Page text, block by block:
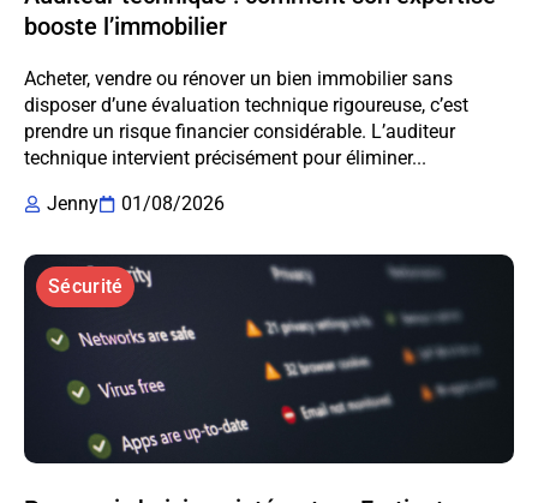
booste l’immobilier
Acheter, vendre ou rénover un bien immobilier sans
disposer d’une évaluation technique rigoureuse, c’est
prendre un risque financier considérable. L’auditeur
technique intervient précisément pour éliminer...
Jenny
01/08/2026
Sécurité